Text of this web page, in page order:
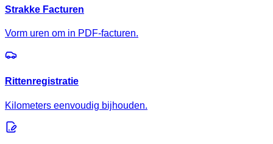
Strakke Facturen
Vorm uren om in PDF-facturen.
Rittenregistratie
Kilometers eenvoudig bijhouden.